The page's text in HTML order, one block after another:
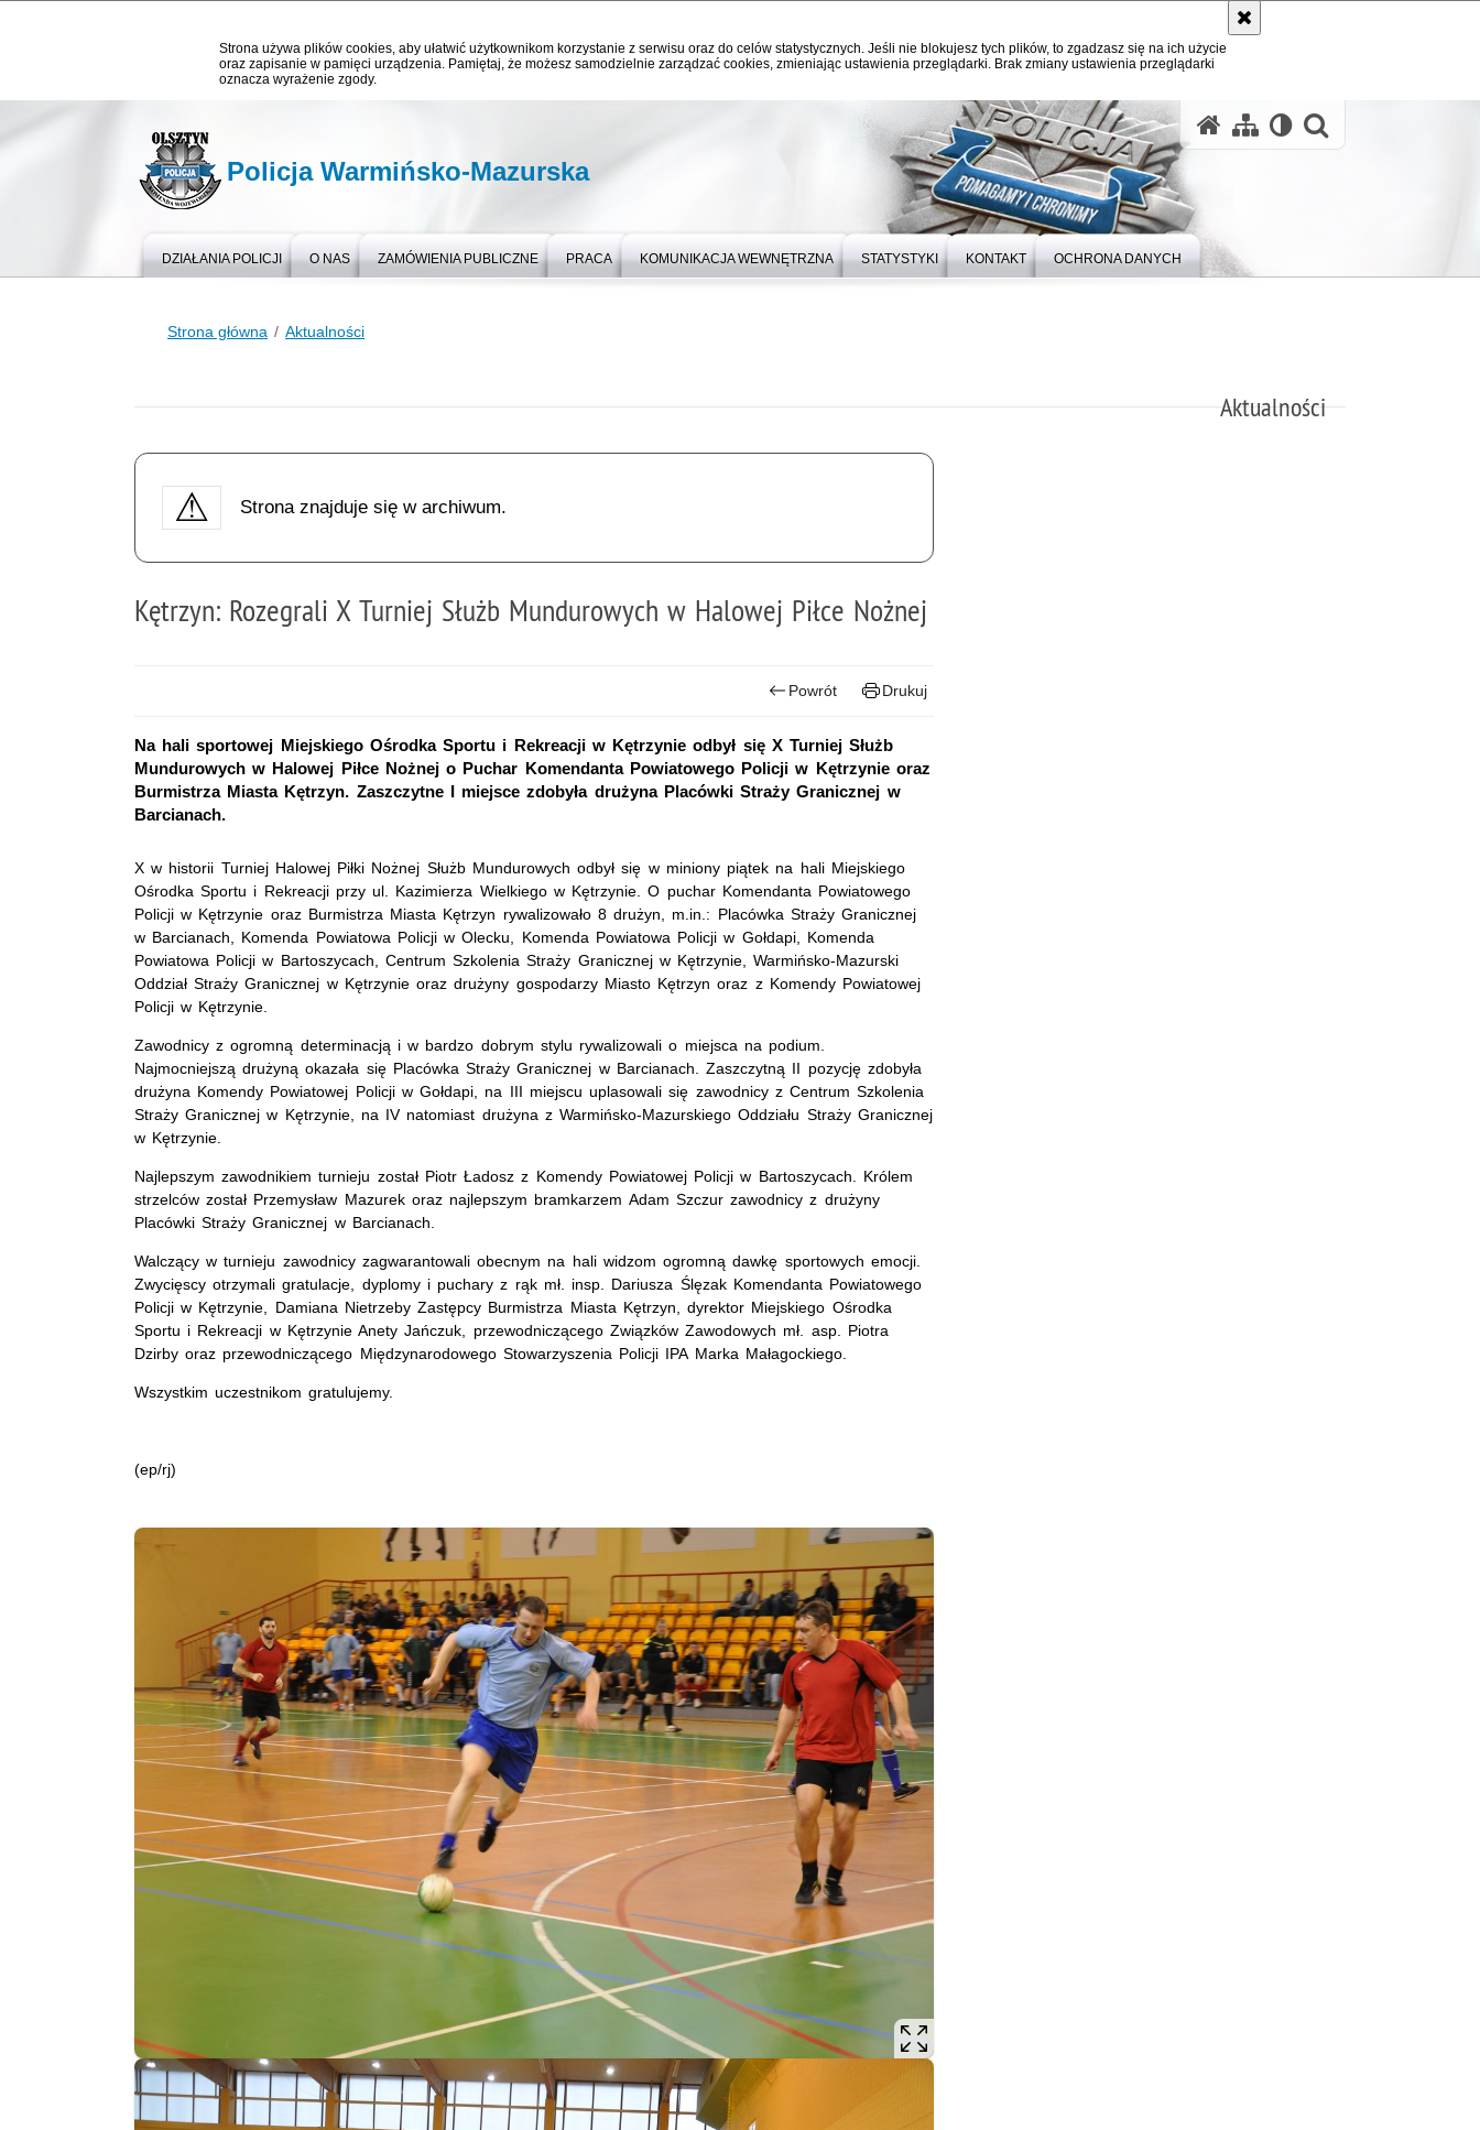
Strona używa plików cookies, aby ułatwić użytkownikom korzystanie z serwisu oraz do celów statystycznych. Jeśli nie blokujesz tych plików, to zgadzasz się na ich użycie
oraz zapisanie w pamięci urządzenia. Pamiętaj, że możesz samodzielnie zarządzać cookies, zmieniając ustawienia przeglądarki. Brak zmiany ustawienia przeglądarki
oznacza wyrażenie zgody.
Policja Warmińsko-Mazurska
DZIAŁANIA POLICJI O NAS ZAMÓWIENIA PUBLICZNE PRACA KOMUNIKACJA WEWNĘTRZNA STATYSTYKI KONTAKT OCHRONA DANYCH
Strona główna Aktualności
Aktualności
Strona znajduje się w archiwum.
Kętrzyn: Rozegrali X Turniej Służb Mundurowych w Halowej Piłce Nożnej
Powrót Drukuj
Na hali sportowej Miejskiego Ośrodka Sportu i Rekreacji w Kętrzynie odbył się X Turniej Służb
Mundurowych w Halowej Piłce Nożnej o Puchar Komendanta Powiatowego Policji w Kętrzynie oraz
Burmistrza Miasta Kętrzyn. Zaszczytne I miejsce zdobyła drużyna Placówki Straży Granicznej w
Barcianach.
X w historii Turniej Halowej Piłki Nożnej Służb Mundurowych odbył się w miniony piątek na hali Miejskiego
Ośrodka Sportu i Rekreacji przy ul. Kazimierza Wielkiego w Kętrzynie. O puchar Komendanta Powiatowego
Policji w Kętrzynie oraz Burmistrza Miasta Kętrzyn rywalizowało 8 drużyn, m.in.: Placówka Straży Granicznej
w Barcianach, Komenda Powiatowa Policji w Olecku, Komenda Powiatowa Policji w Gołdapi, Komenda
Powiatowa Policji w Bartoszycach, Centrum Szkolenia Straży Granicznej w Kętrzynie, Warmińsko-Mazurski
Oddział Straży Granicznej w Kętrzynie oraz drużyny gospodarzy Miasto Kętrzyn oraz z Komendy Powiatowej
Policji w Kętrzynie.
Zawodnicy z ogromną determinacją i w bardzo dobrym stylu rywalizowali o miejsca na podium.
Najmocniejszą drużyną okazała się Placówka Straży Granicznej w Barcianach. Zaszczytną II pozycję zdobyła
drużyna Komendy Powiatowej Policji w Gołdapi, na III miejscu uplasowali się zawodnicy z Centrum Szkolenia
Straży Granicznej w Kętrzynie, na IV natomiast drużyna z Warmińsko-Mazurskiego Oddziału Straży Granicznej
w Kętrzynie.
Najlepszym zawodnikiem turnieju został Piotr Ładosz z Komendy Powiatowej Policji w Bartoszycach. Królem
strzelców został Przemysław Mazurek oraz najlepszym bramkarzem Adam Szczur zawodnicy z drużyny
Placówki Straży Granicznej w Barcianach.
Walczący w turnieju zawodnicy zagwarantowali obecnym na hali widzom ogromną dawkę sportowych emocji.
Zwycięscy otrzymali gratulacje, dyplomy i puchary z rąk mł. insp. Dariusza Ślęzak Komendanta Powiatowego
Policji w Kętrzynie, Damiana Nietrzeby Zastępcy Burmistrza Miasta Kętrzyn, dyrektor Miejskiego Ośrodka
Sportu i Rekreacji w Kętrzynie Anety Jańczuk, przewodniczącego Związków Zawodowych mł. asp. Piotra
Dzirby oraz przewodniczącego Międzynarodowego Stowarzyszenia Policji IPA Marka Małagockiego.
Wszystkim uczestnikom gratulujemy.
(ep/rj)